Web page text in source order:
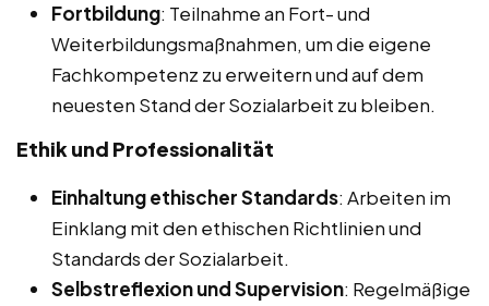
Fortbildung: Teilnahme an Fort- und
Weiterbildungsmaßnahmen, um die eigene
Fachkompetenz zu erweitern und auf dem
neuesten Stand der Sozialarbeit zu bleiben.
Ethik und Professionalität
Einhaltung ethischer Standards: Arbeiten im
Einklang mit den ethischen Richtlinien und
Standards der Sozialarbeit.
Selbstreflexion und Supervision: Regelmäßige